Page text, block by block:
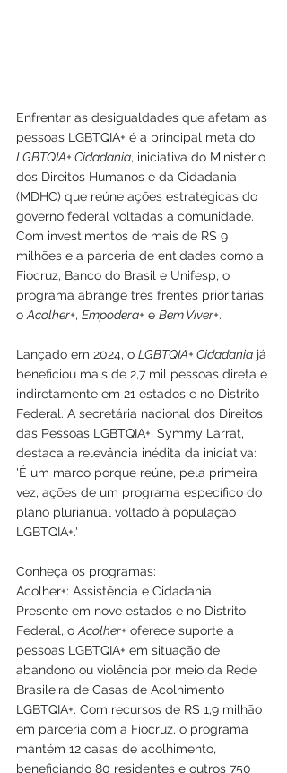
Enfrentar as desigualdades que afetam as
pessoas LGBTQIA+ é a principal meta do
LGBTQIA+ Cidadania, iniciativa do Ministério
dos Direitos Humanos e da Cidadania
(MDHC) que reúne ações estratégicas do
governo federal voltadas a comunidade.
Com investimentos de mais de R$ 9
milhões e a parceria de entidades como a
Fiocruz, Banco do Brasil e Unifesp, o
programa abrange três frentes prioritárias:
o Acolher+, Empodera+ e Bem Viver+.
Lançado em 2024, o LGBTQIA+ Cidadania já
beneficiou mais de 2,7 mil pessoas direta e
indiretamente em 21 estados e no Distrito
Federal. A secretária nacional dos Direitos
das Pessoas LGBTQIA+, Symmy Larrat,
destaca a relevância inédita da iniciativa:
'É um marco porque reúne, pela primeira
vez, ações de um programa específico do
plano plurianual voltado à população
LGBTQIA+.'
Conheça os programas:
Acolher+: Assistência e Cidadania
Presente em nove estados e no Distrito
Federal, o Acolher+ oferece suporte a
pessoas LGBTQIA+ em situação de
abandono ou violência por meio da Rede
Brasileira de Casas de Acolhimento
LGBTQIA+. Com recursos de R$ 1,9 milhão
em parceria com a Fiocruz, o programa
mantém 12 casas de acolhimento,
beneficiando 80 residentes e outros 750